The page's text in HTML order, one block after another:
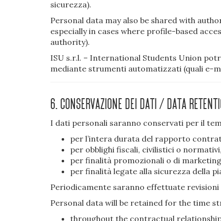
sicurezza).
Personal data may also be shared with
especially in cases where profile-based
authority).
ISU s.r.l. – International Students Union
mediante strumenti automatizzati (quali e-
6. Conservazione dei dati / Data
I dati personali saranno conservati per il
per l’intera durata del rapporto
per obblighi fiscali, civilistici o
per finalità promozionali o di
per finalità legate alla sicurezza della
Periodicamente saranno effettuate
Personal data will be retained for the time
throughout the contractual